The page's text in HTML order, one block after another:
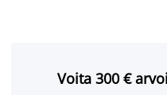
Voita 300 €